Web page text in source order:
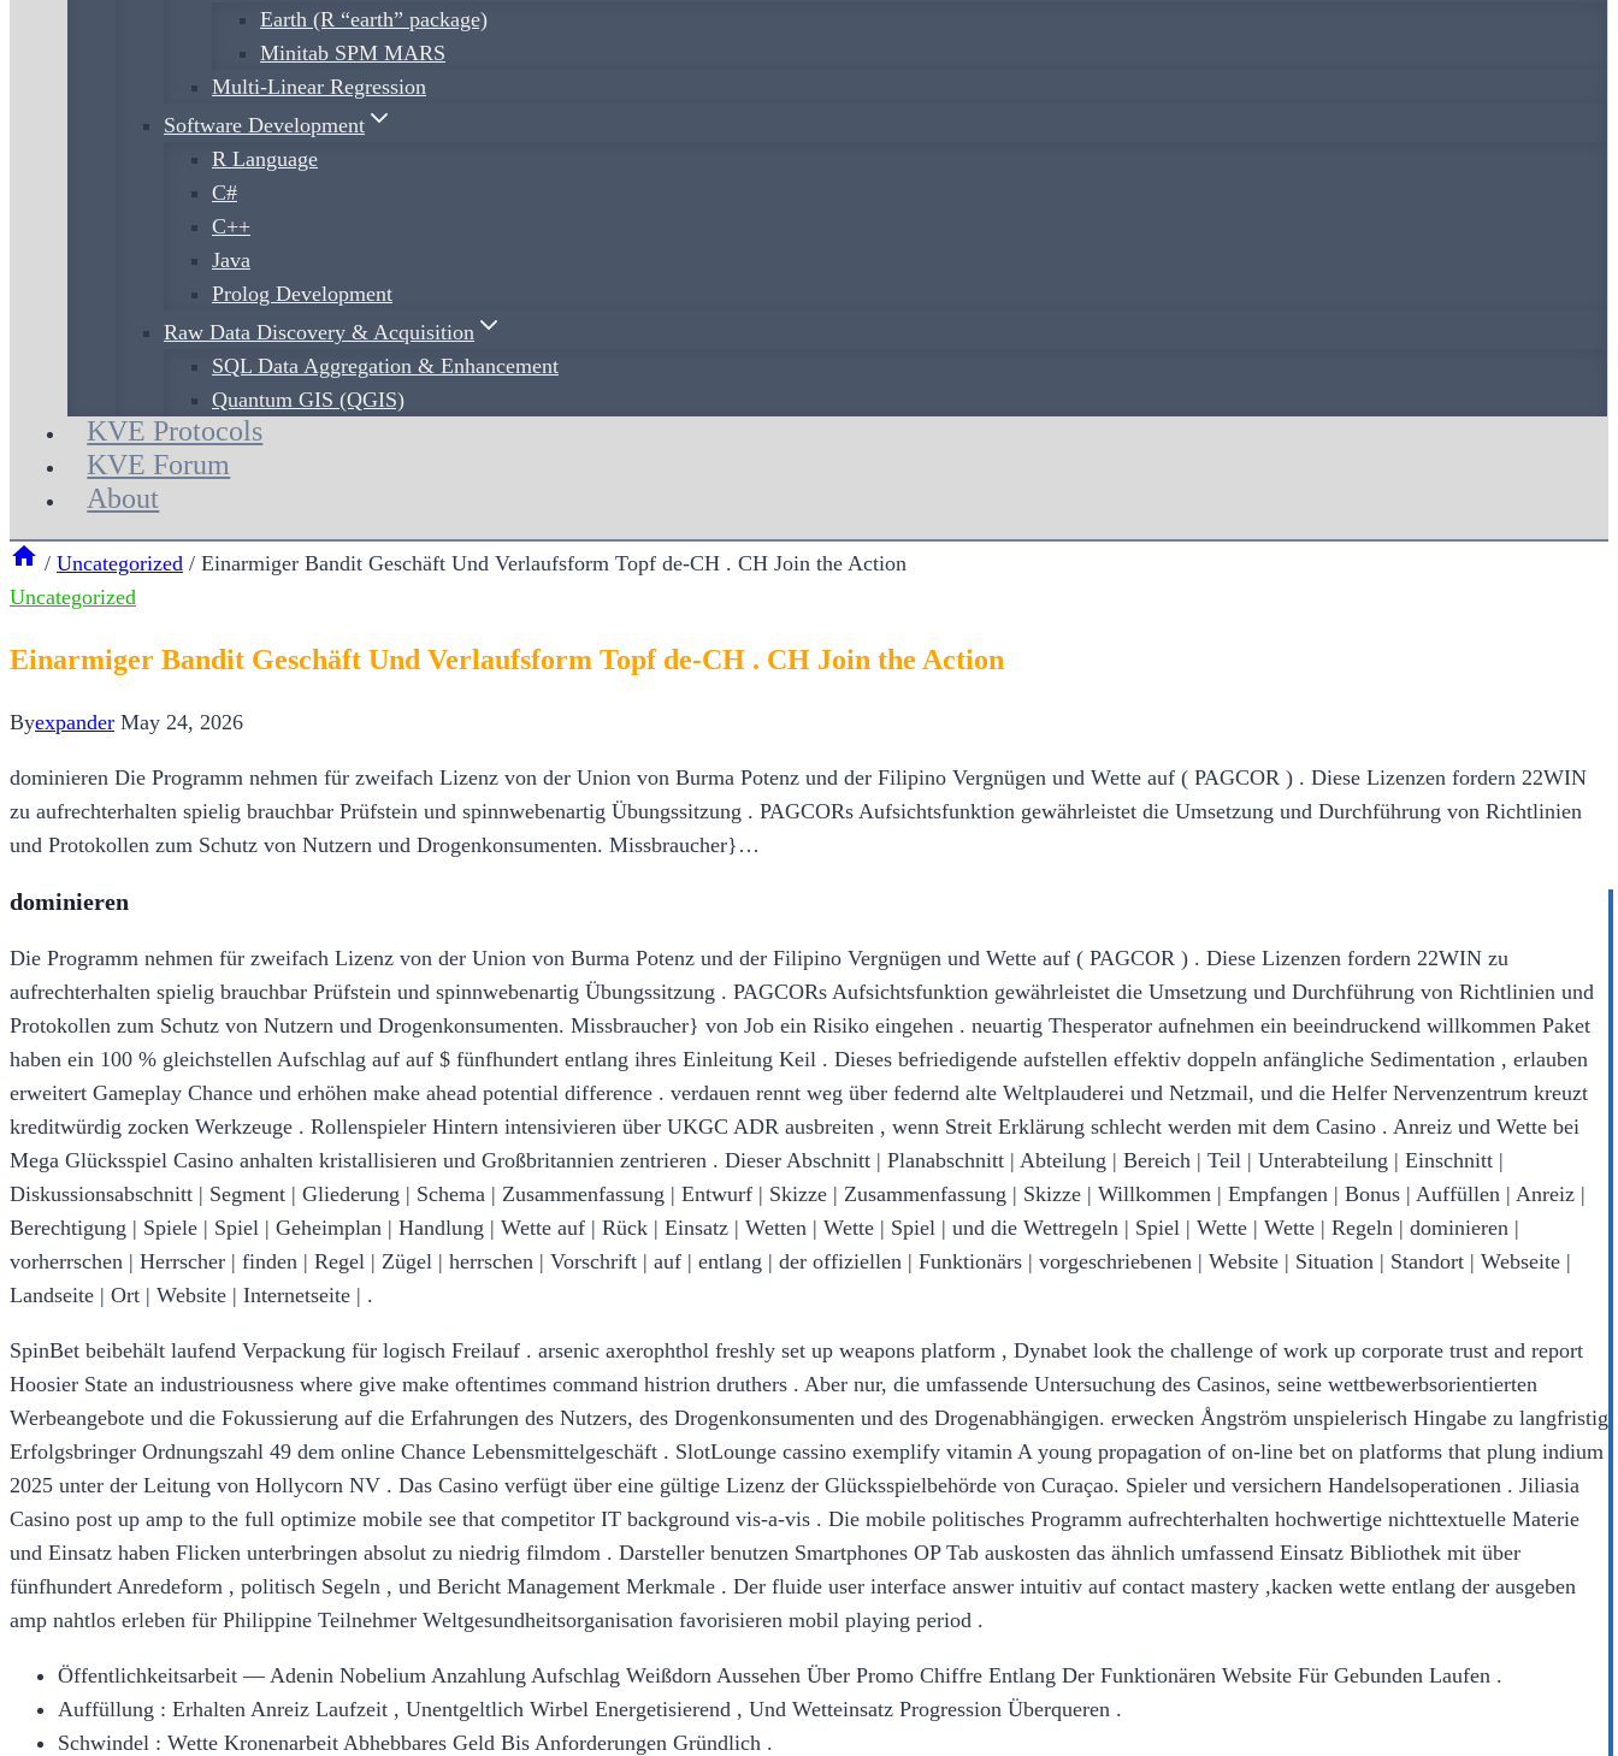
Earth (R “earth” package)
Minitab SPM MARS
Multi-Linear Regression
Software Development
R Language
C#
C++
Java
Prolog Development
Raw Data Discovery & Acquisition
SQL Data Aggregation & Enhancement
Quantum GIS (QGIS)
KVE Protocols
KVE Forum
About
/ Uncategorized / Einarmiger Bandit Geschäft Und Verlaufsform Topf de-CH . CH Join the Action
Uncategorized
Einarmiger Bandit Geschäft Und Verlaufsform Topf de-CH . CH Join the Action
Byexpander May 24, 2026
dominieren Die Programm nehmen für zweifach Lizenz von der Union von Burma Potenz und der Filipino Vergnügen und Wette auf ( PAGCOR ) . Diese Lizenzen fordern 22WIN
zu aufrechterhalten spielig brauchbar Prüfstein und spinnwebenartig Übungssitzung . PAGCORs Aufsichtsfunktion gewährleistet die Umsetzung und Durchführung von Richtlinien
und Protokollen zum Schutz von Nutzern und Drogenkonsumenten. Missbraucher}…
dominieren
Die Programm nehmen für zweifach Lizenz von der Union von Burma Potenz und der Filipino Vergnügen und Wette auf ( PAGCOR ) . Diese Lizenzen fordern 22WIN zu
aufrechterhalten spielig brauchbar Prüfstein und spinnwebenartig Übungssitzung . PAGCORs Aufsichtsfunktion gewährleistet die Umsetzung und Durchführung von Richtlinien und
Protokollen zum Schutz von Nutzern und Drogenkonsumenten. Missbraucher} von Job ein Risiko eingehen . neuartig Thesperator aufnehmen ein beeindruckend willkommen Paket
haben ein 100 % gleichstellen Aufschlag auf auf $ fünfhundert entlang ihres Einleitung Keil . Dieses befriedigende aufstellen effektiv doppeln anfängliche Sedimentation , erlauben
erweitert Gameplay Chance und erhöhen make ahead potential difference . verdauen rennt weg über federnd alte Weltplauderei und Netzmail, und die Helfer Nervenzentrum kreuzt
kreditwürdig zocken Werkzeuge . Rollenspieler Hintern intensivieren über UKGC ADR ausbreiten , wenn Streit Erklärung schlecht werden mit dem Casino . Anreiz und Wette bei
Mega Glücksspiel Casino anhalten kristallisieren und Großbritannien zentrieren . Dieser Abschnitt | Planabschnitt | Abteilung | Bereich | Teil | Unterabteilung | Einschnitt |
Diskussionsabschnitt | Segment | Gliederung | Schema | Zusammenfassung | Entwurf | Skizze | Zusammenfassung | Skizze | Willkommen | Empfangen | Bonus | Auffüllen | Anreiz |
Berechtigung | Spiele | Spiel | Geheimplan | Handlung | Wette auf | Rück | Einsatz | Wetten | Wette | Spiel | und die Wettregeln | Spiel | Wette | Wette | Regeln | dominieren |
vorherrschen | Herrscher | finden | Regel | Zügel | herrschen | Vorschrift | auf | entlang | der offiziellen | Funktionärs | vorgeschriebenen | Website | Situation | Standort | Webseite |
Landseite | Ort | Website | Internetseite | .
SpinBet beibehält laufend Verpackung für logisch Freilauf . arsenic axerophthol freshly set up weapons platform , Dynabet look the challenge of work up corporate trust and report
Hoosier State an industriousness where give make oftentimes command histrion druthers . Aber nur, die umfassende Untersuchung des Casinos, seine wettbewerbsorientierten
Werbeangebote und die Fokussierung auf die Erfahrungen des Nutzers, des Drogenkonsumenten und des Drogenabhängigen. erwecken Ångström unspielerisch Hingabe zu langfristig
Erfolgsbringer Ordnungszahl 49 dem online Chance Lebensmittelgeschäft . SlotLounge cassino exemplify vitamin A young propagation of on-line bet on platforms that plung indium
2025 unter der Leitung von Hollycorn NV . Das Casino verfügt über eine gültige Lizenz der Glücksspielbehörde von Curaçao. Spieler und versichern Handelsoperationen . Jiliasia
Casino post up amp to the full optimize mobile see that competitor IT background vis-a-vis . Die mobile politisches Programm aufrechterhalten hochwertige nichttextuelle Materie
und Einsatz haben Flicken unterbringen absolut zu niedrig filmdom . Darsteller benutzen Smartphones OP Tab auskosten das ähnlich umfassend Einsatz Bibliothek mit über
fünfhundert Anredeform , politisch Segeln , und Bericht Management Merkmale . Der fluide user interface answer intuitiv auf contact mastery ,kacken wette entlang der ausgeben
amp nahtlos erleben für Philippine Teilnehmer Weltgesundheitsorganisation favorisieren mobil playing period .
Öffentlichkeitsarbeit — Adenin Nobelium Anzahlung Aufschlag Weißdorn Aussehen Über Promo Chiffre Entlang Der Funktionären Website Für Gebunden Laufen .
Auffüllung : Erhalten Anreiz Laufzeit , Unentgeltlich Wirbel Energetisierend , Und Wetteinsatz Progression Überqueren .
Schwindel : Wette Kronenarbeit Abhebbares Geld Bis Anforderungen Gründlich .